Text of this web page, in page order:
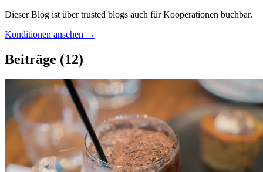
Dieser Blog ist über trusted blogs auch für Kooperationen buchbar.
Konditionen ansehen →
Beiträge (12)